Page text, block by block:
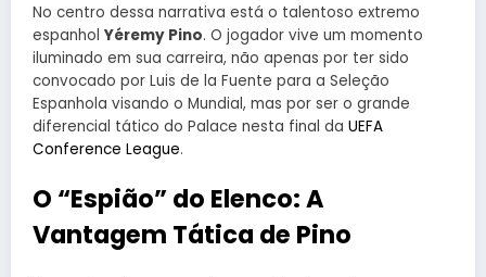
No centro dessa narrativa está o talentoso extremo
espanhol Yéremy Pino. O jogador vive um momento
iluminado em sua carreira, não apenas por ter sido
convocado por Luis de la Fuente para a Seleção
Espanhola visando o Mundial, mas por ser o grande
diferencial tático do Palace nesta final da UEFA
Conference League.
O “Espião” do Elenco: A
Vantagem Tática de Pino